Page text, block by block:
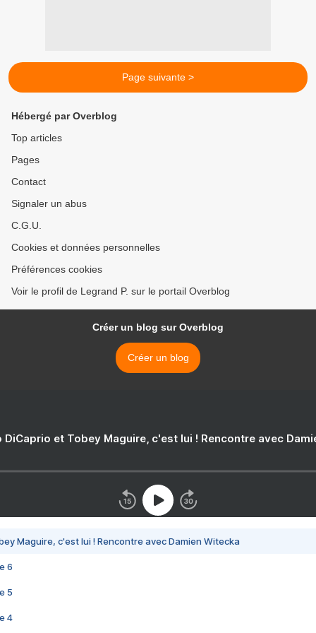
Page suivante >
Hébergé par Overblog
Top articles
Pages
Contact
Signaler un abus
C.G.U.
Cookies et données personnelles
Préférences cookies
Voir le profil de Legrand P. sur le portail Overblog
Créer un blog sur Overblog
Créer un blog
DiCaprio et Tobey Maguire, c'est lui ! Rencontre avec
Maguire, c'est lui ! Rencontre avec Damien Witecka
6
5
4